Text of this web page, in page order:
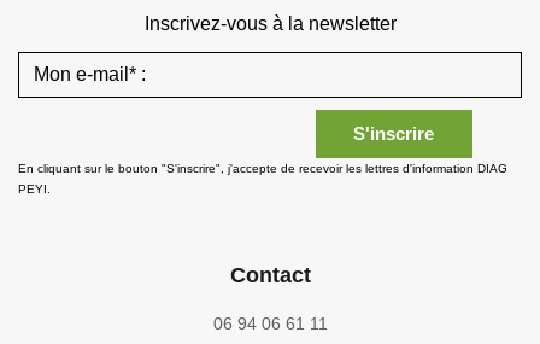
Inscrivez-vous à la newsletter
En cliquant sur le bouton "S'inscrire", j'accepte de recevoir les lettres d'information DIAG
PEYI.
Contact
06 94 06 61 11